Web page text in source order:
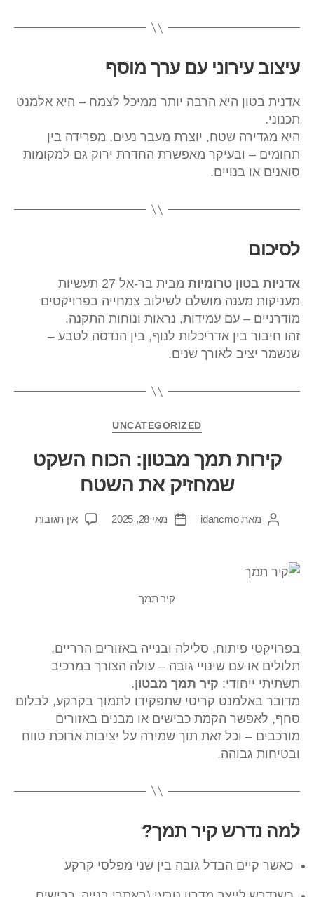
עיצוב עירוני עם ערך מוסף
אדנית בטון היא הרבה יותר ממיכל לצמח – היא אלמנט
תכנוני.
היא מגדירה שטח, יוצרת מעבר נעים, מפרידה בין
תחומים – ובעיקר מאפשרת החדרת ירוק גם למקומות
סואנים או בנויים.
לסיכום
אדניות בטון טרומיות
מבית בר-אל 27 תעשיות
מעניקות מענה מושלם לשילוב צמחייה בפרויקטים
מודרניים – עם עמידות, נראות ונוחות התקנה.
זהו חיבור בין אדריכלות לנוף, בין הנדסה לטבע –
שנשמר יציב לאורך שנים.
UNCATEGORIZED
קירות תמך מבטון: הכוח השקט
שמחזיק את השטח
מאתidancmo מאי 28, 2025 אין תגובות
קיר תמך
בפרויקטי פיתוח, סלילה ובנייה באזורים הרריים,
תלולים או עם שינויי גובה – עולה הצורך במרכיב
תשתיתי ייחודי: קיר תמך מבטון.
מדובר באלמנט קריטי שתפקידו לתמוך בקרקע, לבלום
סחף, לאפשר הקמת כבישים או מבנים באזורים
מורכבים – וכל זאת תוך שמירה על יציבות ארוכת טווח
ובטיחות גבוהה.
למה נדרש קיר תמך?
כאשר קיים הבדל גובה בין שני מפלסי קרקע